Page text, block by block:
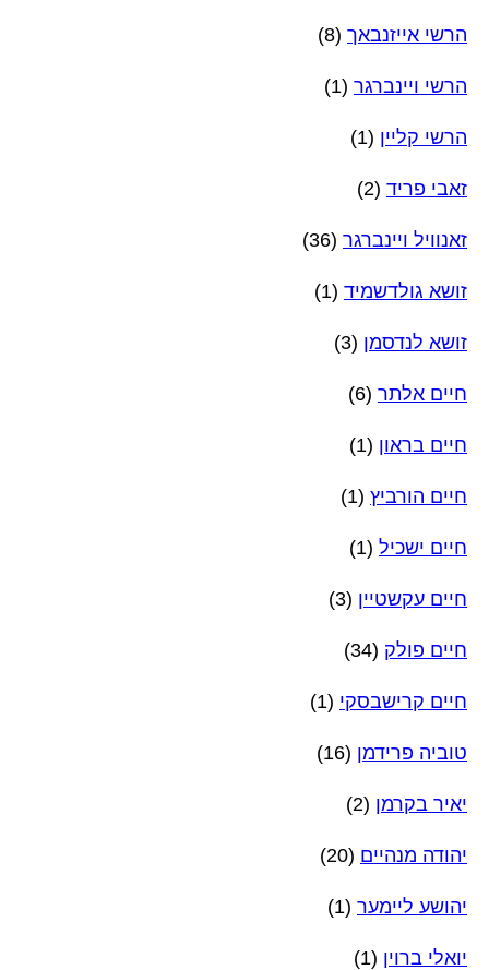
הרשי אייזנבאך (8)
הרשי ויינברגר (1)
הרשי קליין (1)
זאבי פריד (2)
זאנוויל ויינברגר (36)
זושא גולדשמיד (1)
זושא לנדסמן (3)
חיים אלתר (6)
חיים בראון (1)
חיים הורביץ (1)
חיים ישכיל (1)
חיים עקשטיין (3)
חיים פולק (34)
חיים קרישבסקי (1)
טוביה פרידמן (16)
יאיר בקרמן (2)
יהודה מנהיים (20)
יהושע ליימער (1)
יואלי ברוין (1)